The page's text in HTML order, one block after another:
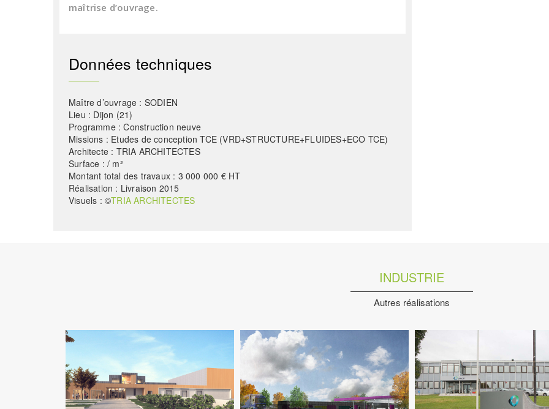
maîtrise d’ouvrage.
Données techniques
Maître d’ouvrage : SODIEN
Lieu : Dijon (21)
Programme : Construction neuve
Missions : Etudes de conception TCE (VRD+STRUCTURE+FLUIDES+ECO TCE)
Architecte : TRIA ARCHITECTES
Surface : / m²
Montant total des travaux : 3 000 000 € HT
Réalisation : Livraison 2015
Visuels : ©TRIA ARCHITECTES
INDUSTRIE
Autres réalisations
Environnement / ICPE Industrie
Ingenierie TCE VRD Fluides Industrie
Fluides Industrie Ingenierie
Pilotage D'opération /
Structure
VRD